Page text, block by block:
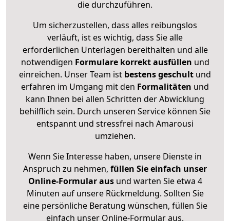
die durchzuführen.
Um sicherzustellen, dass alles reibungslos
verläuft, ist es wichtig, dass Sie alle
erforderlichen Unterlagen bereithalten und alle
notwendigen Formulare korrekt ausfüllen und
einreichen. Unser Team ist bestens geschult und
erfahren im Umgang mit den Formalitäten und
kann Ihnen bei allen Schritten der Abwicklung
behilflich sein. Durch unseren Service können Sie
entspannt und stressfrei nach Amarousi
umziehen.
Wenn Sie Interesse haben, unsere Dienste in
Anspruch zu nehmen, füllen Sie einfach unser
Online-Formular ausund warten Sie etwa 4
Minuten auf unsere Rückmeldung. Sollten Sie
eine persönliche Beratung wünschen, füllen Sie
einfach unser Online-Formular aus.